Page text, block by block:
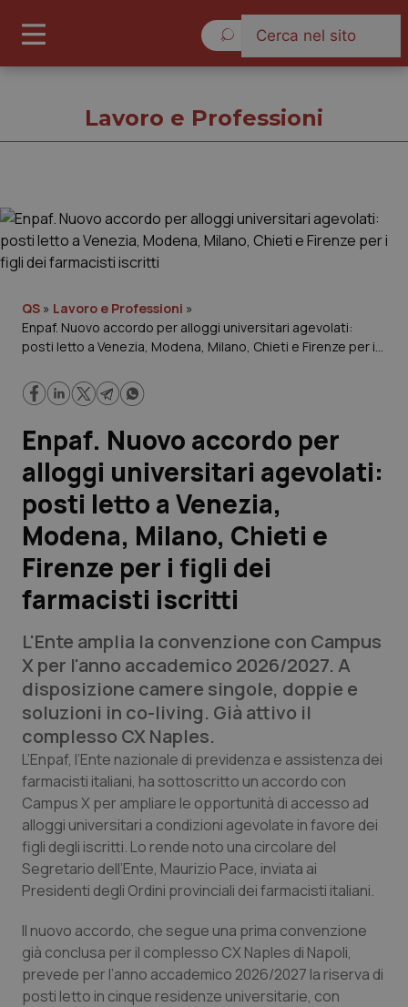
Cronache
Governo e Parlamento
Regioni e Asl
Lavoro e Professioni
Scienza e Farmaci
Studi e Analisi
Lettere al direttore
Edizioni Regionali
QS Pro
Professionisti Sanitari.AI
Abruzzo
Basilicata
Calabria
Campania
Emilia-Romagna
Friuli Venezia Giulia
QS Pro Gold
Artrite & artrosi
Asma & BPCO
Car-T
Colesterolo & coronaropatie
Dermatite Atopica
QS Club Newsletter
Lavoro e Professioni
QS » Lavoro e Professioni »
Enpaf. Nuovo accordo per alloggi universitari agevolati:
posti letto a Venezia, Modena, Milano, Chieti e Firenze per i
Enpaf. Nuovo accordo per
alloggi universitari agevolati:
posti letto a Venezia,
Modena, Milano, Chieti e
Firenze per i figli dei
farmacisti iscritti
L'Ente amplia la convenzione con Campus
X per l'anno accademico 2026/2027. A
disposizione camere singole, doppie e
soluzioni in co-living. Già attivo il
complesso CX Naples.
L’Enpaf, l’Ente nazionale di previdenza e assistenza dei
farmacisti italiani, ha sottoscritto un accordo con
Campus X per ampliare le opportunità di accesso ad
alloggi universitari a condizioni agevolate in favore dei
figli degli iscritti. Lo rende noto una circolare del
Segretario dell’Ente, Maurizio Pace, inviata ai
Presidenti degli Ordini provinciali dei farmacisti italiani.
Il nuovo accordo, che segue una prima convenzione
già conclusa per il complesso CX Naples di Napoli,
prevede per l’anno accademico 2026/2027 la riserva di
posti letto in cinque residenze universitarie, con